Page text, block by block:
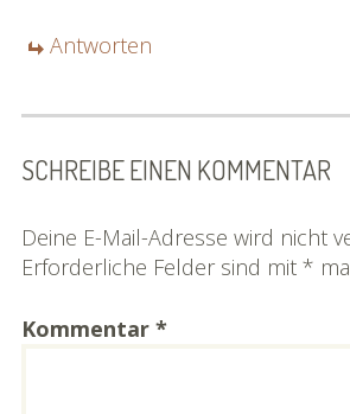
Antworten
SCHREIBE EINEN KOMMENTAR
Deine E-Mail-Adresse wird nicht
Erforderliche Felder sind mit *
Kommentar *